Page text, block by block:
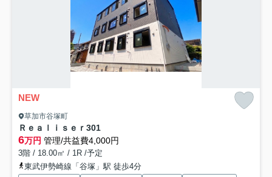
NEW
草加市谷塚町
Ｒｅａｌｉｓｅｒ 301
6万円 管理/共益費4,000円
3階 / 18.00㎡ / 1R /予定
東武伊勢崎線「谷塚」駅 徒歩4分